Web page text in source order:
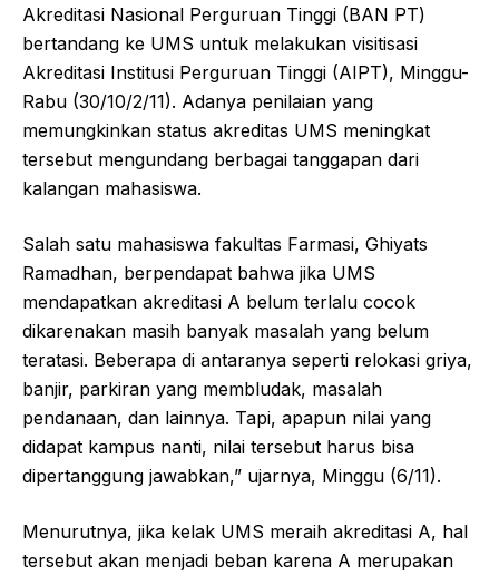
Akreditasi Nasional Perguruan Tinggi (BAN PT)
bertandang ke UMS untuk melakukan visitisasi
Akreditasi Institusi Perguruan Tinggi (AIPT), Minggu-
Rabu (30/10/2/11). Adanya penilaian yang
memungkinkan status akreditas UMS meningkat
tersebut mengundang berbagai tanggapan dari
kalangan mahasiswa.
Salah satu mahasiswa fakultas Farmasi, Ghiyats
Ramadhan, berpendapat bahwa jika UMS
mendapatkan akreditasi A belum terlalu cocok
dikarenakan masih banyak masalah yang belum
teratasi. Beberapa di antaranya seperti relokasi griya,
banjir, parkiran yang membludak, masalah
pendanaan, dan lainnya. Tapi, apapun nilai yang
didapat kampus nanti, nilai tersebut harus bisa
dipertanggung jawabkan,” ujarnya, Minggu (6/11).
Menurutnya, jika kelak UMS meraih akreditasi A, hal
tersebut akan menjadi beban karena A merupakan